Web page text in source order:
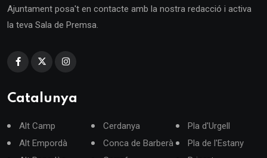
Ajuntament posa't en contacte amb la nostra redacció i activa
la teva Sala de Premsa.
Catalunya
Alt Camp
Alt Empordà
Cerdanya
Conca de Barberà
Pla d'Urgell
Pla de l'Estany